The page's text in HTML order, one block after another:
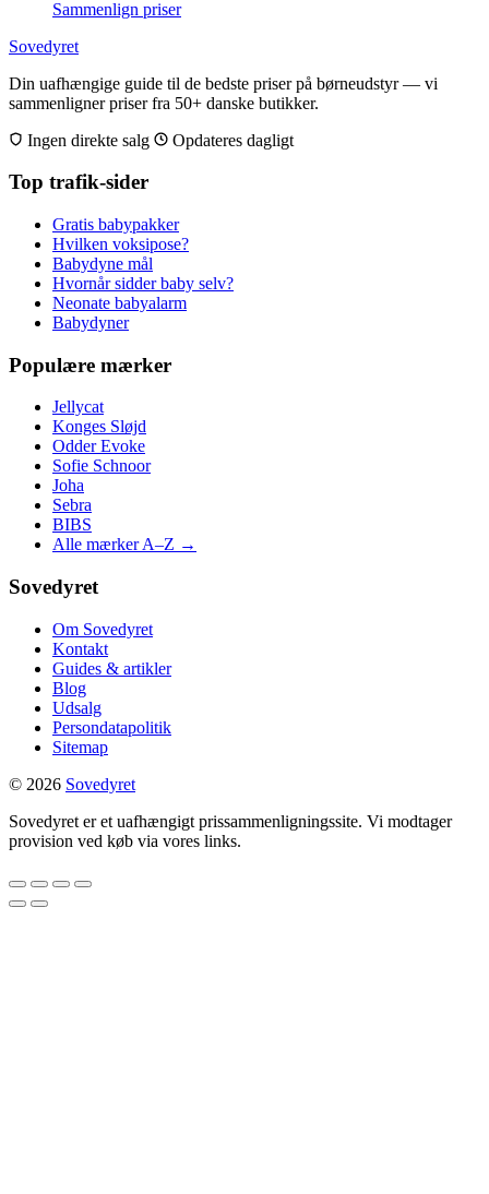
Sammenlign priser
Sovedyret
Din uafhængige guide til de bedste priser på børneudstyr — vi
sammenligner priser fra 50+ danske butikker.
Ingen direkte salg
Opdateres dagligt
Top trafik-sider
Gratis babypakker
Hvilken voksipose?
Babydyne mål
Hvornår sidder baby selv?
Neonate babyalarm
Babydyner
Populære mærker
Jellycat
Konges Sløjd
Odder Evoke
Sofie Schnoor
Joha
Sebra
BIBS
Alle mærker A–Z →
Sovedyret
Om Sovedyret
Kontakt
Guides & artikler
Blog
Udsalg
Persondatapolitik
Sitemap
© 2026 Sovedyret
Sovedyret er et uafhængigt prissammenligningssite. Vi modtager
provision ved køb via vores links.